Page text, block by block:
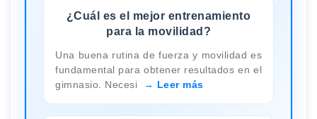
¿Cuál es el mejor entrenamiento
para la movilidad?
Una buena rutina de fuerza y movilidad es
fundamental para obtener resultados en el
gimnasio. Necesi
Leer más